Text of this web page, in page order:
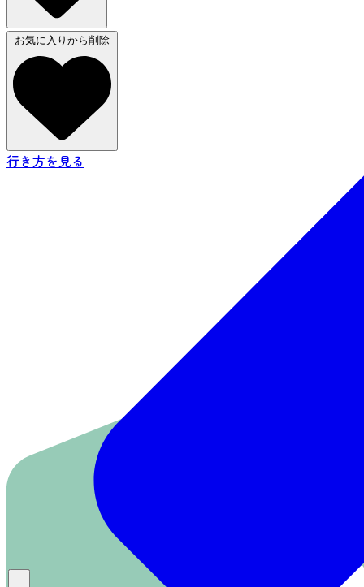
お気に入りから削除
行き方を見る